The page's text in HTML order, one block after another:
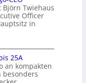
Twiehaus
Officer
in
25A
an kompakten
besonders